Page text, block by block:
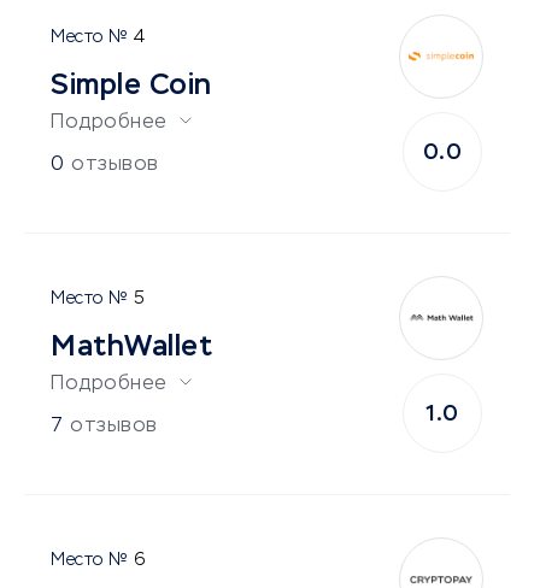
4
Simple Coin
Подробнее
0 отзывов
0.0
5
MathWallet
Подробнее
7 отзывов
1.0
6